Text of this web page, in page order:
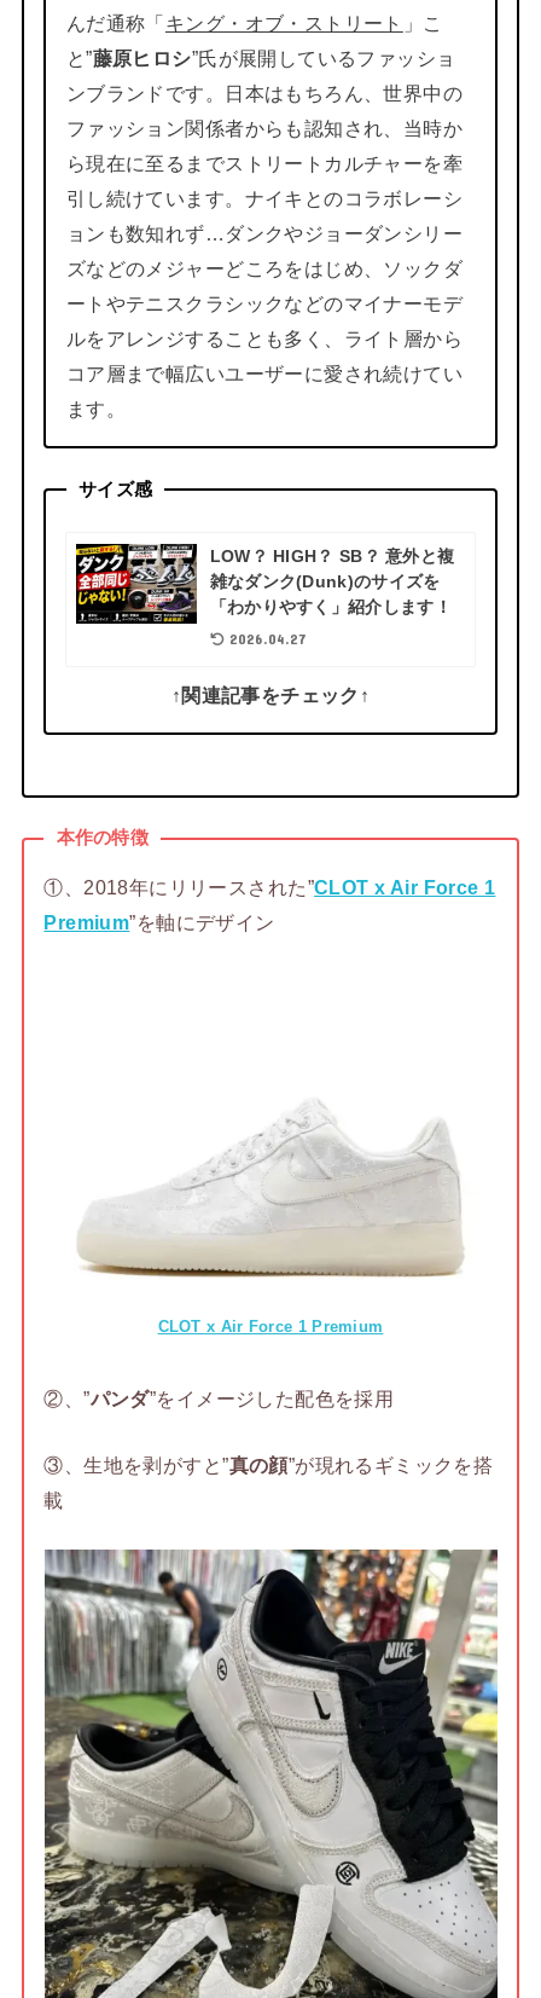
んだ通称「キング・オブ・ストリート
」こ
と”藤原ヒロシ”氏が展開しているファッショ
ンブランドです。日本はもちろん、世界中の
ファッション関係者からも認知され、当時か
ら現在に至るまでストリートカルチャーを牽
引し続けています。ナイキとのコラボレーシ
ョンも数知れず…ダンクやジョーダンシリー
ズなどのメジャーどころをはじめ、ソックダ
ートやテニスクラシックなどのマイナーモデ
ルをアレンジすることも多く、ライト層から
コア層まで幅広いユーザーに愛され続けてい
ます。
サイズ感
LOW？ HIGH？ SB？ 意外と複
雑なダンク(Dunk)のサイズを
「わかりやすく」紹介します！
2026.04.27
↑関連記事をチェック↑
本作の特徴
①、2018年にリリースされた”CLOT x Air Force 1
Premium”を軸にデザイン
CLOT x Air Force 1 Premium
②、”パンダ”をイメージした配色を採用
③、生地を剥がすと”真の顔”が現れるギミックを搭
載